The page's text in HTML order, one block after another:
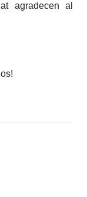
agradecen al
hace aporte de